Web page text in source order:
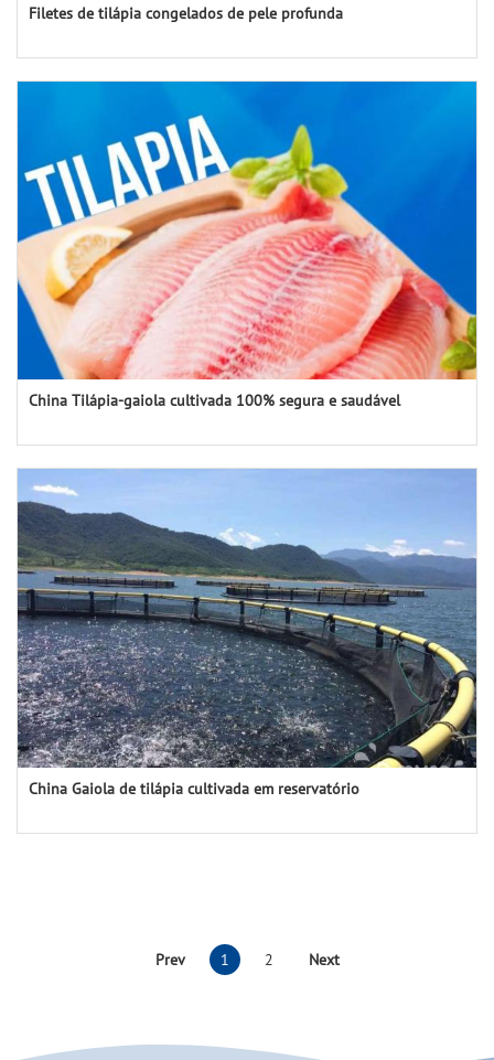
Filetes de tilápia congelados de pele profunda
China Tilápia-gaiola cultivada 100% segura e saudável
China Gaiola de tilápia cultivada em reservatório
Prev 1 2 Next